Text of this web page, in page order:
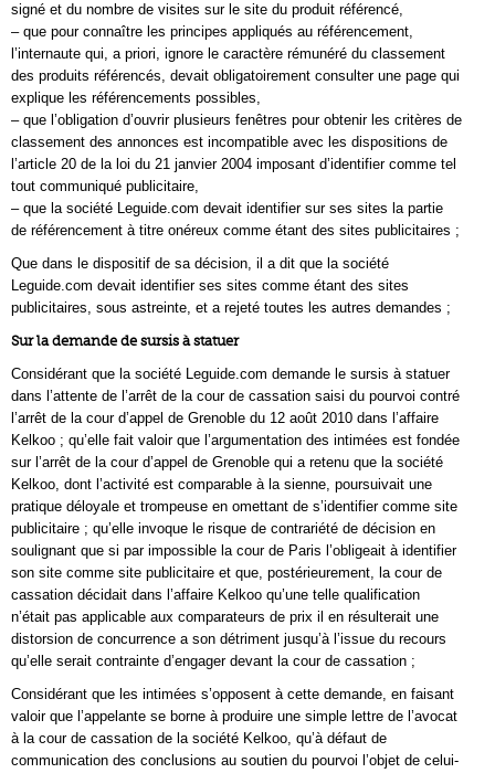
signé et du nombre de visites sur le site du produit référencé,
– que pour connaître les principes appliqués au référencement,
l’internaute qui, a priori, ignore le caractère rémunéré du classement
des produits référencés, devait obligatoirement consulter une page qui
explique les référencements possibles,
– que l’obligation d’ouvrir plusieurs fenêtres pour obtenir les critères de
classement des annonces est incompatible avec les dispositions de
l’article 20 de la loi du 21 janvier 2004 imposant d’identifier comme tel
tout communiqué publicitaire,
– que la société Leguide.com devait identifier sur ses sites la partie
de référencement à titre onéreux comme étant des sites publicitaires ;
Que dans le dispositif de sa décision, il a dit que la société
Leguide.com devait identifier ses sites comme étant des sites
publicitaires, sous astreinte, et a rejeté toutes les autres demandes ;
Sur la demande de sursis à statuer
Considérant que la société Leguide.com demande le sursis à statuer
dans l’attente de l’arrêt de la cour de cassation saisi du pourvoi contré
l’arrêt de la cour d’appel de Grenoble du 12 août 2010 dans l’affaire
Kelkoo ; qu’elle fait valoir que l’argumentation des intimées est fondée
sur l’arrêt de la cour d’appel de Grenoble qui a retenu que la société
Kelkoo, dont l’activité est comparable à la sienne, poursuivait une
pratique déloyale et trompeuse en omettant de s’identifier comme site
publicitaire ; qu’elle invoque le risque de contrariété de décision en
soulignant que si par impossible la cour de Paris l’obligeait à identifier
son site comme site publicitaire et que, postérieurement, la cour de
cassation décidait dans l’affaire Kelkoo qu’une telle qualification
n’était pas applicable aux comparateurs de prix il en résulterait une
distorsion de concurrence a son détriment jusqu’à l’issue du recours
qu’elle serait contrainte d’engager devant la cour de cassation ;
Considérant que les intimées s’opposent à cette demande, en faisant
valoir que l’appelante se borne à produire une simple lettre de l’avocat
à la cour de cassation de la société Kelkoo, qu’à défaut de
communication des conclusions au soutien du pourvoi l’objet de celui-